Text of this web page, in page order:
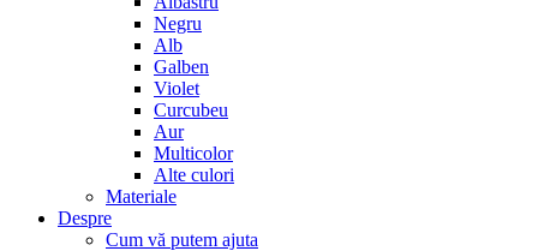
Negru
Alb
Galben
Violet
Curcubeu
Aur
Multicolor
Alte culori
Materiale
Despre
Cum vă putem ajuta